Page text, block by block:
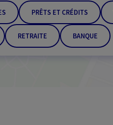
PRÊTS ET CRÉDITS
RETRAITE BANQUE